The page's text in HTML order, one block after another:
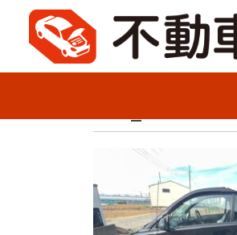
事故車査定フォーム
お知らせ